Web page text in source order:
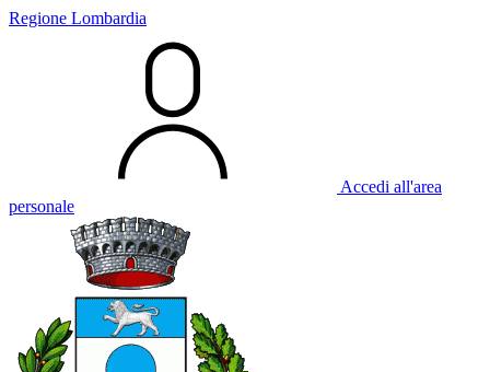
Regione Lombardia
Accedi all'area
personale